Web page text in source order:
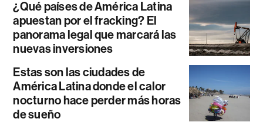
¿Qué países de América Latina
apuestan por el fracking? El
panorama legal que marcará las
nuevas inversiones
Estas son las ciudades de
América Latina donde el calor
nocturno hace perder más horas
de sueño